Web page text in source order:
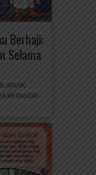
Berhaji:
Selama
ANAK
ibadah